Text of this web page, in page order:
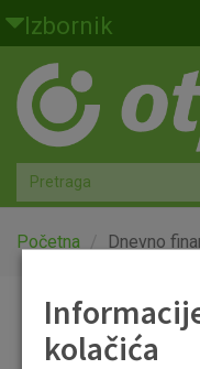
Skoči na glavni sadržaj
Izbornik
Građani
Privatno bankarstvo
Agro
Mala poduzeća i obrtnici
Globalna tržišta
Početna Dnevno
kolačića